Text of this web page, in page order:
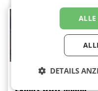
OOHA-Studio –
Expert OOH-Media
ALLE
DETAILS